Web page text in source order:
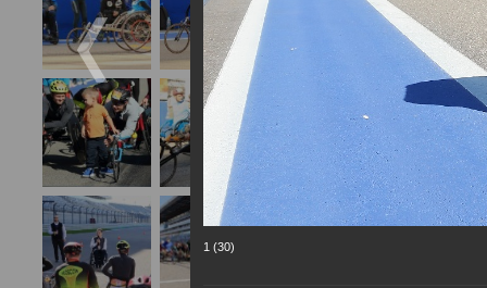
1 (30)